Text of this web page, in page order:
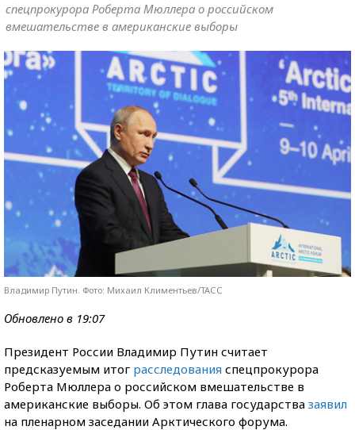
спецпрокурора Роберта Мюллера о российском
вмешательстве в американские выборы
Владимир Путин. Фото: Михаил Климентьев/ТАСС
Обновлено в 19:07
Президент России Владимир Путин считает
предсказуемым итог расследования спецпрокурора
Роберта Мюллера о российском вмешательстве в
американские выборы. Об этом глава государства заявил
на пленарном заседании Арктического форума.